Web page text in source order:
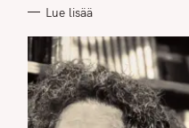
S
Lue lisää